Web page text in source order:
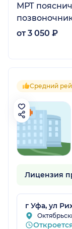
МРТ
от 3 050 ₽
Средний
Лицензия
г Уфа, ул